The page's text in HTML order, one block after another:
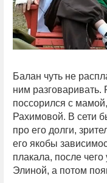
Балан чуть не
ним
поссорился с
Рахимовой. В сети
про его долги,
его якобы
плакала, после
Элиной, а потом